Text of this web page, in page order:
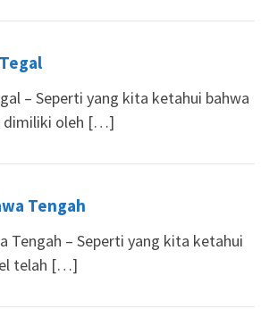
– Seperti yang kita ketahui bahwa
dimiliki oleh […]
Tengah
Tengah – Seperti yang kita ketahui
telah […]